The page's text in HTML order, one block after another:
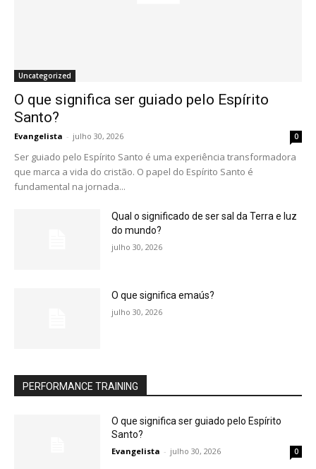
Uncategorized
O que significa ser guiado pelo Espírito
Santo?
Evangelista - julho 30, 2026 0
Ser guiado pelo Espírito Santo é uma experiência transformadora
que marca a vida do cristão. O papel do Espírito Santo é
fundamental na jornada...
Qual o significado de ser sal da Terra e luz
do mundo?
julho 30, 2026
O que significa emaús?
julho 30, 2026
PERFORMANCE TRAINING
O que significa ser guiado pelo Espírito
Santo?
Evangelista - julho 30, 2026 0